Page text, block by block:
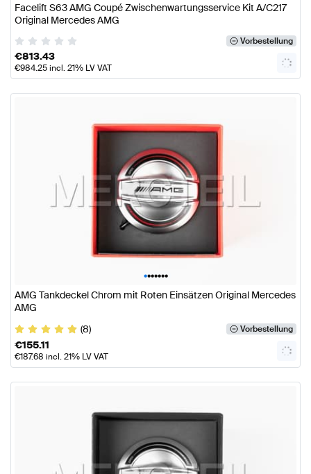
Facelift S63 AMG Coupé Zwischenwartungsservice Kit A/C217
Original Mercedes AMG
Vorbestellung
€813.43
€984.25incl. 21% LV VAT
•••••••
AMG Tankdeckel Chrom mit Roten Einsätzen Original Mercedes
AMG
(8)
Vorbestellung
€155.11
€187.68 incl. 21% LV VAT